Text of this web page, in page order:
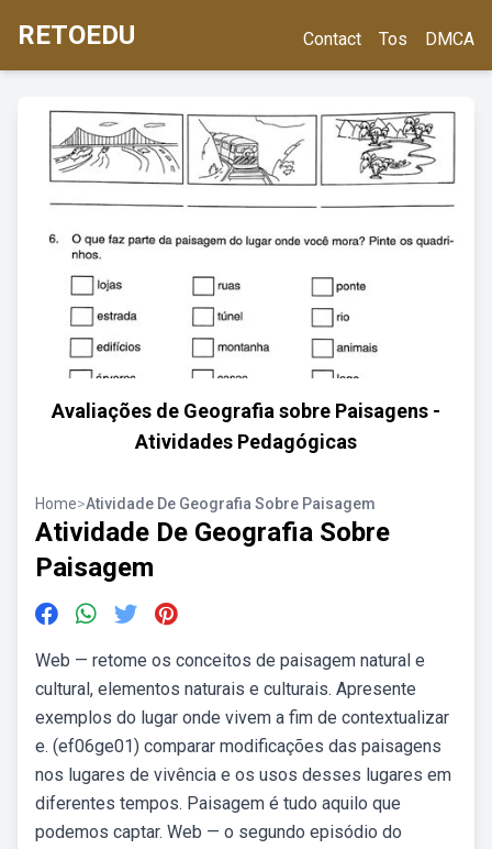
RETOEDU Contact Tos DMCA
Avaliações de Geografia sobre Paisagens -
Atividades Pedagógicas
Home>Atividade De Geografia Sobre Paisagem
Atividade De Geografia Sobre
Paisagem
Web — retome os conceitos de paisagem natural e
cultural, elementos naturais e culturais. Apresente
exemplos do lugar onde vivem a fim de contextualizar
e. (ef06ge01) comparar modificações das paisagens
nos lugares de vivência e os usos desses lugares em
diferentes tempos. Paisagem é tudo aquilo que
podemos captar. Web — o segundo episódio do